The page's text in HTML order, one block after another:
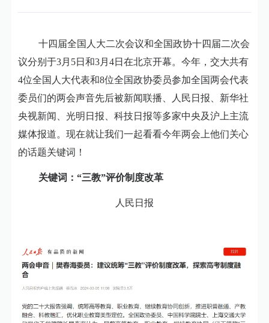
十四届全国人大二次会议和全国政协十四届二次会
议分别于3月5日和3月4日在北京开幕。今年，交大共有
4位全国人大代表和8位全国政协委员参加全国两会代表
委员们的两会声音先后被新闻联播、人民日报、新华社
央视新闻、光明日报、科技日报等多家中央及沪上主流
媒体报道。现在就让我们一起看看今年两会上他们关心
的话题关键词！
关键词：“三教”评价制度改革
人民日报